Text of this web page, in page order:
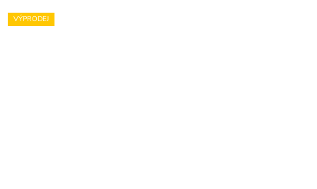
VÝPRODEJ